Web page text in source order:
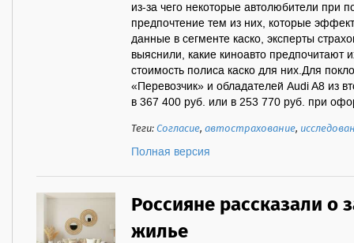
из-за чего некоторые автолюбители при
предпочтение тем из них, которые
данные в сегменте каско, эксперты
выяснили, какие киноавто предпочитают
стоимость полиса каско для них.Для
«Перевозчик» и обладателей Audi A8 из
в 367 400 руб. или в 253 770 руб. при
Теги:Согласие,автострахование,
Полная версия
Россияне рассказали о
жилье